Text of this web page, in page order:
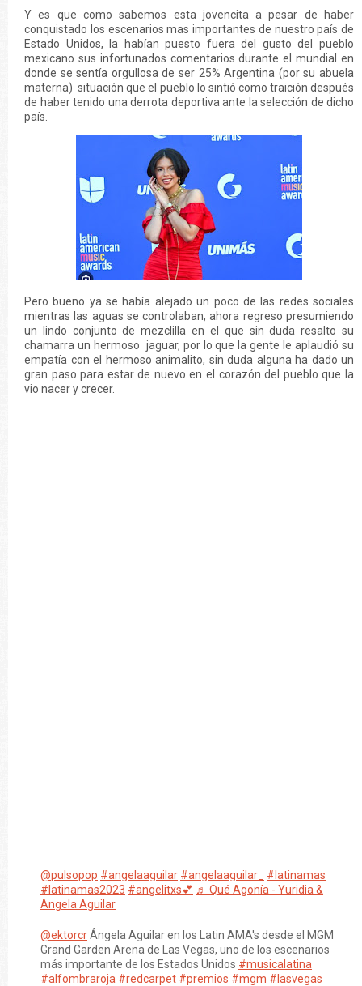
Y es que como sabemos esta jovencita a pesar de haber
conquistado los escenarios mas importantes de nuestro país de
Estado Unidos, la habían puesto fuera del gusto del pueblo
mexicano sus infortunados comentarios durante el mundial en
donde se sentía orgullosa de ser 25% Argentina (por su abuela
materna) situación que el pueblo lo sintió como traición después
de haber tenido una derrota deportiva ante la selección de dicho
país.
Pero bueno ya se había alejado un poco de las redes sociales
mientras las aguas se controlaban, ahora regreso presumiendo
un lindo conjunto de mezclilla en el que sin duda resalto su
chamarra un hermoso jaguar, por lo que la gente le aplaudió su
empatía con el hermoso animalito, sin duda alguna ha dado un
gran paso para estar de nuevo en el corazón del pueblo que la
vio nacer y crecer.
@pulsopop #angelaaguilar #angelaaguilar_
#latinamas
#latinamas2023 #angelitxs💕 ♬ Qué Agonía - Yuridia &
Angela Aguilar
@ektorcrÁngela Aguilar en los Latin AMA's desde el MGM
Grand Garden Arena de Las Vegas, uno de los escenarios
más importante de los Estados Unidos #musicalatina
#alfombraroja #redcarpet #premios #mgm #lasvegas